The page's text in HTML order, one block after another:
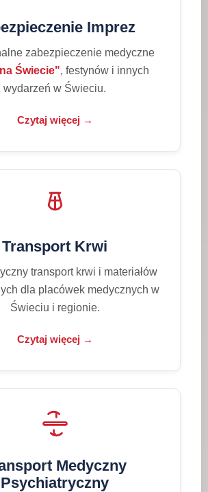
Imprez
zabezpieczenie medyczne
Świecie", festynów i innych
wydarzeń w Świeciu.
Czytaj więcej →
Transport Krwi
transport krwi i materiałów
dla placówek medycznych w
Świeciu i regionie.
Czytaj więcej →
Medyczny
Psychiatryczny